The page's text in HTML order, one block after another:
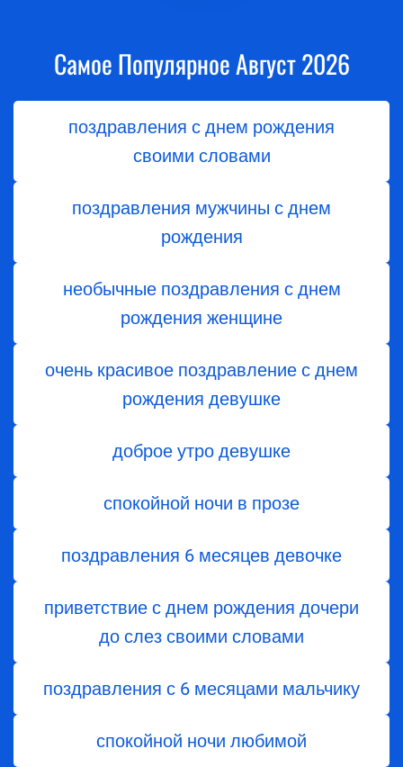
Самое Популярное Август 2026
поздравления с днем рождения
своими словами
поздравления мужчины с днем
рождения
необычные поздравления с днем
рождения женщине
очень красивое поздравление с днем
рождения девушке
доброе утро девушке
спокойной ночи в прозе
поздравления 6 месяцев девочке
приветствие с днем ​​рождения дочери
до слез своими словами
поздравления с 6 месяцами мальчику
спокойной ночи любимой